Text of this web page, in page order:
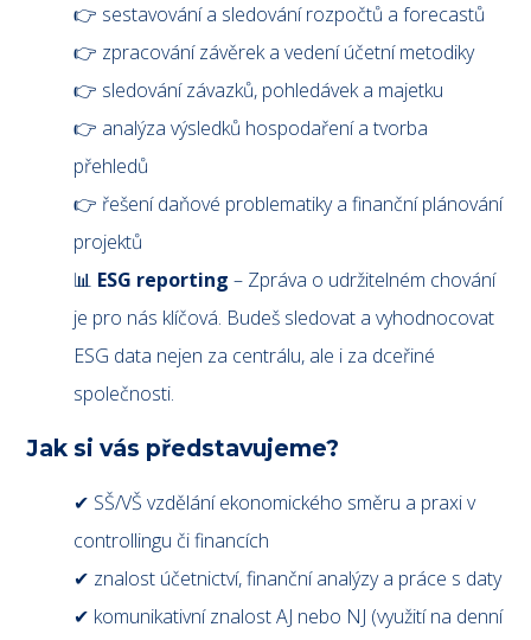
👉 sestavování a sledování rozpočtů a forecastů
👉 zpracování závěrek a vedení účetní metodiky
👉 sledování závazků, pohledávek a majetku
👉 analýza výsledků hospodaření a tvorba
přehledů
👉 řešení daňové problematiky a finanční plánování
projektů
📊 ESG reporting – Zpráva o udržitelném chování
je pro nás klíčová. Budeš sledovat a vyhodnocovat
ESG data nejen za centrálu, ale i za dceřiné
společnosti.
Jak si vás představujeme?
✔ SŠ/VŠ vzdělání ekonomického směru a praxi v
controllingu či financích
✔ znalost účetnictví, finanční analýzy a práce s daty
✔ komunikativní znalost AJ nebo NJ (využití na denní